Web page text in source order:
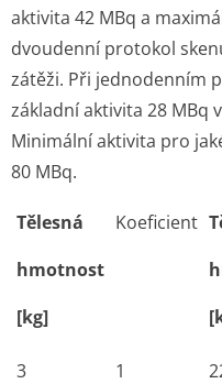
aktivita 42 MBq a
dvoudenní protokol
zátěži. Při jednodenním
základní aktivita 28 MBq
Minimální aktivita pro
80 MBq.
Tělesná
hmotnost
[kg]
Koeficient
3 1